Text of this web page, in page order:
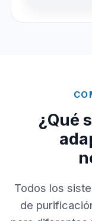
¿Qué
Todos los
de